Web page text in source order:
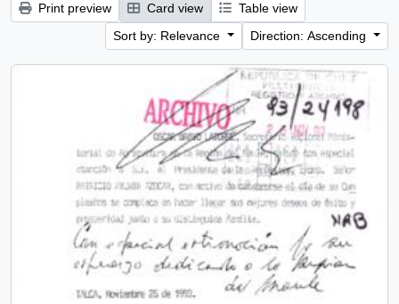
Print preview Card view
Table view
Sort by: Relevance
Direction: Ascending